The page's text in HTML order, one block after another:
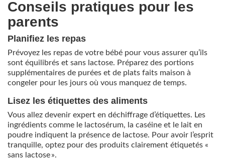
Conseils pratiques pour les
parents
Planifiez les repas
Prévoyez les repas de votre bébé pour vous assurer qu’ils
sont équilibrés et sans lactose. Préparez des portions
supplémentaires de purées et de plats faits maison à
congeler pour les jours où vous manquez de temps.
Lisez les étiquettes des aliments
Vous allez devenir expert en déchiffrage d’étiquettes. Les
ingrédients comme le lactosérum, la caséine et le lait en
poudre indiquent la présence de lactose. Pour avoir l’esprit
tranquille, optez pour des produits clairement étiquetés «
sans lactose ».